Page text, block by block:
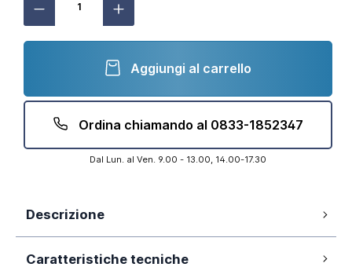
Aggiungi al carrello
Ordina chiamando al 0833-1852347
Dal Lun. al Ven. 9.00 - 13.00, 14.00-17.30
Descrizione
Modello: Naos
Caratteristiche tecniche